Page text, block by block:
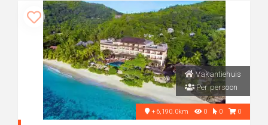
Vakantiehuis
Per persoon
+6,190.0km 0 0 0